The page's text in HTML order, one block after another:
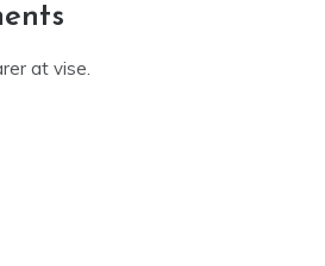
at vise.